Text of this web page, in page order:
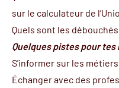
sur le calculateur de l’
Quels sont les
Quelques pistes pour
S'informer sur les
Échanger avec des